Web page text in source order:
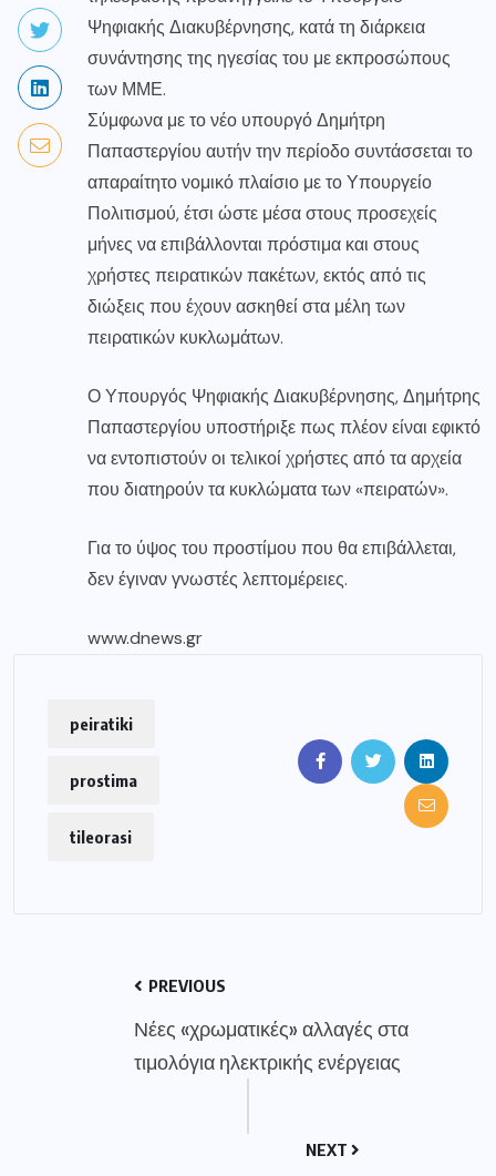
Ψηφιακής Διακυβέρνησης, κατά τη διάρκεια
συνάντησης της ηγεσίας του με εκπροσώπους
των ΜΜΕ.
Σύμφωνα με το νέο υπουργό Δημήτρη
Παπαστεργίου αυτήν την περίοδο συντάσσεται το
απαραίτητο νομικό πλαίσιο με το Υπουργείο
Πολιτισμού, έτσι ώστε μέσα στους προσεχείς
μήνες να επιβάλλονται πρόστιμα και στους
χρήστες πειρατικών πακέτων, εκτός από τις
διώξεις που έχουν ασκηθεί στα μέλη των
πειρατικών κυκλωμάτων.
Ο Υπουργός Ψηφιακής Διακυβέρνησης, Δημήτρης
Παπαστεργίου υποστήριξε πως πλέον είναι εφικτό
να εντοπιστούν οι τελικοί χρήστες από τα αρχεία
που διατηρούν τα κυκλώματα των «πειρατών».
Για το ύψος του προστίμου που θα επιβάλλεται,
δεν έγιναν γνωστές λεπτομέρειες.
www.dnews.gr
peiratiki
prostima
tileorasi
PREVIOUS
Νέες «χρωματικές» αλλαγές στα
τιμολόγια ηλεκτρικής ενέργειας
NEXT